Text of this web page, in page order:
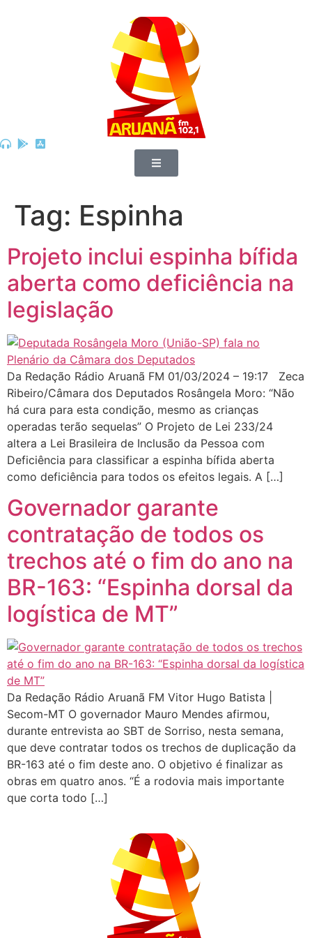
Tag: Espinha
Projeto inclui espinha bífida
aberta como deficiência na
legislação
Da Redação Rádio Aruanã FM 01/03/2024 – 19:17 Zeca
Ribeiro/Câmara dos Deputados Rosângela Moro: “Não
há cura para esta condição, mesmo as crianças
operadas terão sequelas” O Projeto de Lei 233/24
altera a Lei Brasileira de Inclusão da Pessoa com
Deficiência para classificar a espinha bífida aberta
como deficiência para todos os efeitos legais. A […]
Governador garante
contratação de todos os
trechos até o fim do ano na
BR-163: “Espinha dorsal da
logística de MT”
Da Redação Rádio Aruanã FM Vitor Hugo Batista |
Secom-MT O governador Mauro Mendes afirmou,
durante entrevista ao SBT de Sorriso, nesta semana,
que deve contratar todos os trechos de duplicação da
BR-163 até o fim deste ano. O objetivo é finalizar as
obras em quatro anos. “É a rodovia mais importante
que corta todo […]